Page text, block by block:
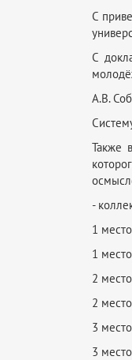
С
С
А.В.
Также
-
1
1
2
2
3
3